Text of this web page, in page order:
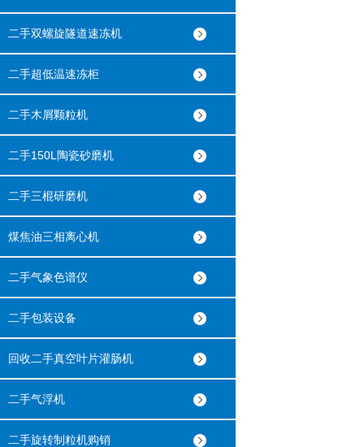
二手双螺旋隧道速冻机
二手超低温速冻柜
二手木屑颗粒机
二手150L陶瓷砂磨机
二手三棍研磨机
煤焦油三相离心机
二手气象色谱仪
二手包装设备
回收二手真空叶片灌肠机
二手气浮机
二手旋转制粒机购销